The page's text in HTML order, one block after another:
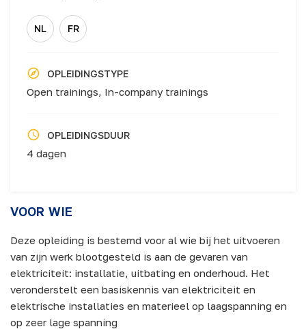
VOOR WIE
Deze opleiding is bestemd voor al wie bij het uitvoeren
van zijn werk blootgesteld is aan de gevaren van
elektriciteit: installatie, uitbating en onderhoud. Het
veronderstelt een basiskennis van elektriciteit en
elektrische installaties en materieel op laagspanning en
op zeer lage spanning
NL FR
OPLEIDINGSTYPE
Open trainings, In-company trainings
OPLEIDINGSDUUR
4 dagen